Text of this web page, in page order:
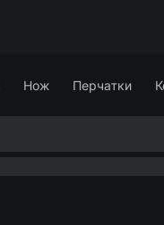
Нож Перчатки